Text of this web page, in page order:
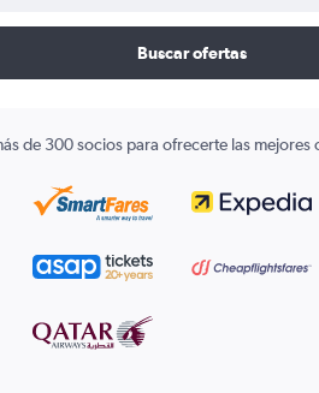
Buscar ofertas
de 300 socios para ofrecerte las mejores